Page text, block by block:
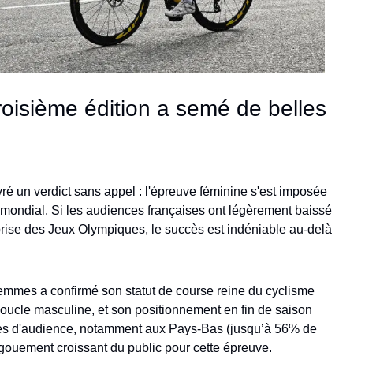
édition a semé de belles
un verdict sans appel : l'épreuve féminine s'est imposée
Si les audiences françaises ont légèrement baissé
des Jeux Olympiques, le succès est indéniable au-delà
a confirmé son statut de course reine du cyclisme
masculine, et son positionnement en fin de saison
d'audience, notamment aux Pays-Bas (jusqu’à 56% de
croissant du public pour cette épreuve.